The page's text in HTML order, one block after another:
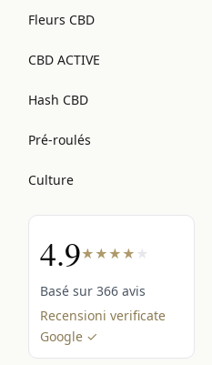
Fleurs CBD
CBD ACTIVE
Hash CBD
Pré-roulés
Culture
4.9★★★★ ★
Basé sur 366 avis
Recensioni verificate
Google ✓